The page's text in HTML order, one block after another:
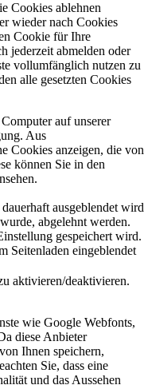
Cookies ablehnen
wieder nach Cookies
Cookie für Ihre
jederzeit abmelden oder
vollumfänglich nutzen zu
alle gesetzten Cookies
auf unserer
Aus
Cookies anzeigen, die von
können Sie in den
ausgeblendet wird
abgelehnt werden.
gespeichert wird.
Seitenladen eingeblendet
aktivieren/deaktivieren.
wie Google Webfonts,
diese Anbieter
Ihnen speichern,
Sie, dass eine
und das Aussehen